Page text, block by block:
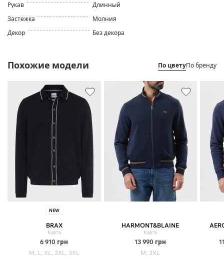
Рукав
Длинный
Застежка
Молния
Декор
Без декора
Похожие модели По цветуПо бренду
NEW
BRAX
Кофта
6 910 грн
M, L, XL, 2XL, 3XL
HARMONT&BLAINE
Кофта
13 990 грн
M, 3XL